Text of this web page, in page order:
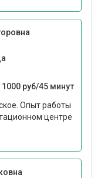
1000 руб/45 минут
Опыт работы
центре